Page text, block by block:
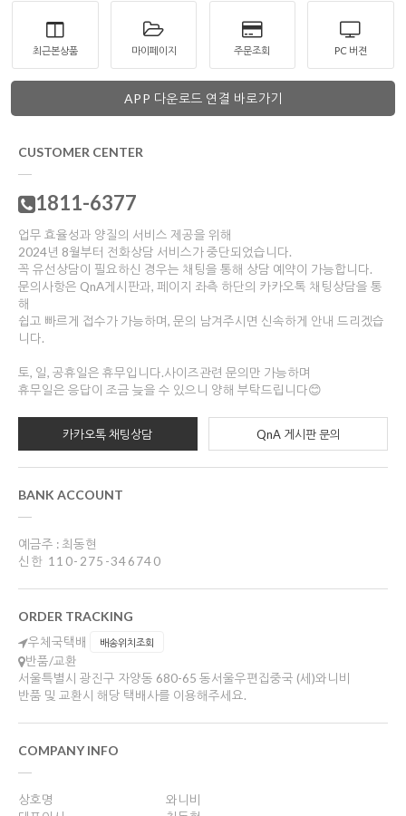
최근본상품 마이페이지 주문조회 PC 버젼
APP 다운로드 연결 바로가기
CUSTOMER CENTER
1811-6377
업무 효율성과 양질의 서비스 제공을 위해
2024년 8월부터 전화상담 서비스가 중단되었습니다.
꼭 유선상담이 필요하신 경우는 채팅을 통해 상담 예약이 가능합니다.
문의사항은 QnA게시판과, 페이지 좌측 하단의 카카오톡 채팅상담을 통
해
쉽고 빠르게 접수가 가능하며, 문의 남겨주시면 신속하게 안내 드리겠습
니다.
토, 일, 공휴일은 휴무입니다.사이즈관련 문의만 가능하며
휴무일은 응답이 조금 늦을 수 있으니 양해 부탁드립니다😊
카카오톡 채팅상담 QnA 게시판 문의
BANK ACCOUNT
예금주 : 최동현
신한 110-275-346740
ORDER TRACKING
우체국택배 배송위치조회
반품/교환
서울특별시 광진구 자양동 680-65 동서울우편집중국 (세)와니비
반품 및 교환시 해당 택배사를 이용해주세요.
COMPANY INFO
상호명
와니비